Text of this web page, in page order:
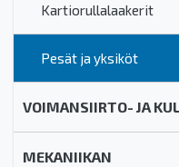
Kartiorullalaakerit
Pesät ja yksiköt
VOIMANSIIRTO- JA
MEKANIIKAN